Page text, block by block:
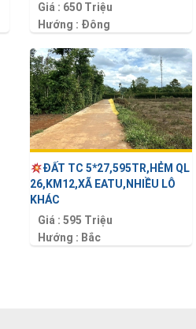
Giá : 650 Triệu
Hướng : Đông
ĐẤT TC 5*27,595TR,HẺM QL
26,KM12,XÃ EATU,NHIỀU LÔ
KHÁC
Giá :595 Triệu
Hướng : Bắc